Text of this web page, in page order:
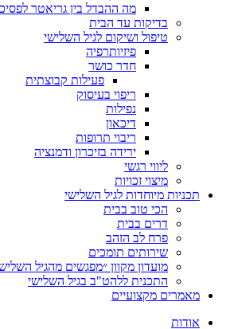
מה ההבדל בין גריאטר לפסיכוגריאטר?
בדיקות עד הבית
טיפול ושיקום לגיל השלישי
פיזיותרפיה
חדר כושר
פעילות קבוצתית
ריפוי בעיסוק
ריבוי תרופות
ירידה בזיכרון ודמנציה
מיצוי זכויות
מיוחדות לגיל השלישי
הכי טוב בבית
דרים בבית
פרח לב הזהב
שירותים תומכים
מועדון מקוון ״מפגשים מהגיל השלישי״
התכנית ללהט"ב בגיל השלישי
מקצועיים